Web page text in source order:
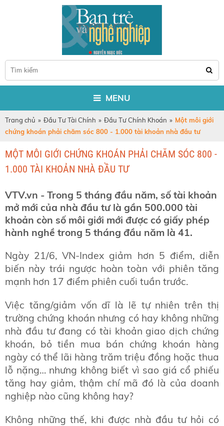
MENU
Trang chủ » Đầu Tư Tài Chính » Đầu Tư Chính Khoán » Một môi giới
chứng khoán phải chăm sóc 800 - 1.000 tài khoản nhà đầu tư
MỘT MÔI GIỚI CHỨNG KHOÁN PHẢI CHĂM SÓC 800 -
1.000 TÀI KHOẢN NHÀ ĐẦU TƯ
VTV.vn - Trong 5 tháng đầu năm, số tài khoản
mở mới của nhà đầu tư là gần 500.000 tài
khoản còn số môi giới mới được có giấy phép
hành nghề trong 5 tháng đầu năm là 41.
Ngày 21/6, VN-Index giảm hơn 5 điểm, diễn
biến này trái ngược hoàn toàn với phiên tăng
mạnh hơn 17 điểm phiên cuối tuần trước.
Việc tăng/giảm vốn dĩ là lẽ tự nhiên trên thị
trường chứng khoán nhưng có hay không những
nhà đầu tư đang có tài khoản giao dịch chứng
khoán, bỏ tiền mua bán chứng khoán hàng
ngày có thể lãi hàng trăm triệu đồng hoặc thua
lỗ nặng… nhưng không biết vì sao giá cổ phiếu
tăng hay giảm, thậm chí mã đó là của doanh
nghiệp nào cũng không hay?
Không những thế, khi được nhà đầu tư hỏi có